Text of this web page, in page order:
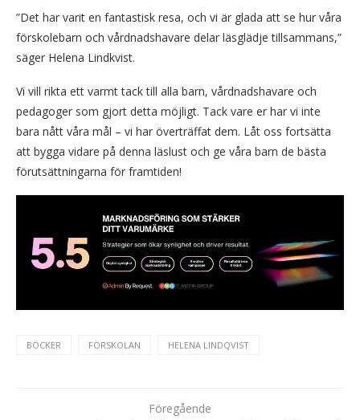
”Det har varit en fantastisk resa, och vi är glada att se hur våra
förskolebarn och vårdnadshavare delar läsglädje tillsammans,”
säger Helena Lindkvist.
Vi vill rikta ett varmt tack till alla barn, vårdnadshavare och
pedagoger som gjort detta möjligt. Tack vare er har vi inte
bara nått våra mål – vi har överträffat dem. Låt oss fortsätta
att bygga vidare på denna läslust och ge våra barn de bästa
förutsättningarna för framtiden!
BÖCKER FÖRSKOLAN HELENA LINDQVIST
Föregående